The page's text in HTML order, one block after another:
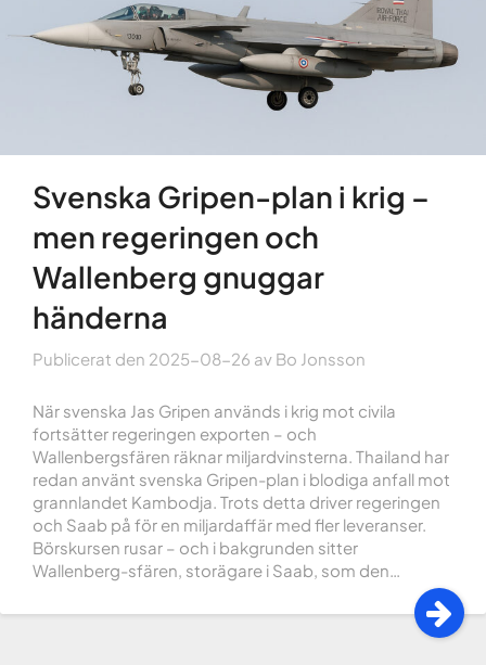
Svenska Gripen-plan i krig –
men regeringen och
Wallenberg gnuggar
händerna
Publicerat den 2025-08-26 av Bo Jonsson
När svenska Jas Gripen används i krig mot civila
fortsätter regeringen exporten – och
Wallenbergsfären räknar miljardvinsterna. Thailand har
redan använt svenska Gripen-plan i blodiga anfall mot
grannlandet Kambodja. Trots detta driver regeringen
och Saab på för en miljardaffär med fler leveranser.
Börskursen rusar – och i bakgrunden sitter
Wallenberg-sfären, storägare i Saab, som den…